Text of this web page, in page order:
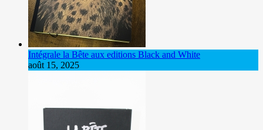
Intégrale la Bête aux editions Black and White
août 15, 2025